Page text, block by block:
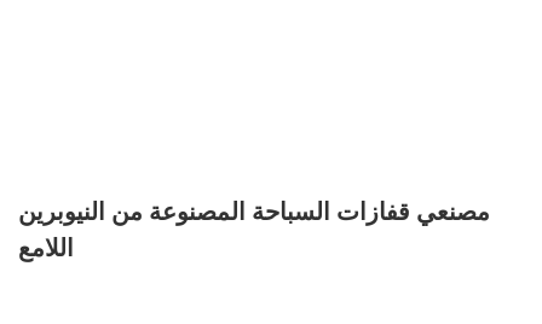
مصنعي قفازات السباحة المصنوعة من النيوبرين
اللامع